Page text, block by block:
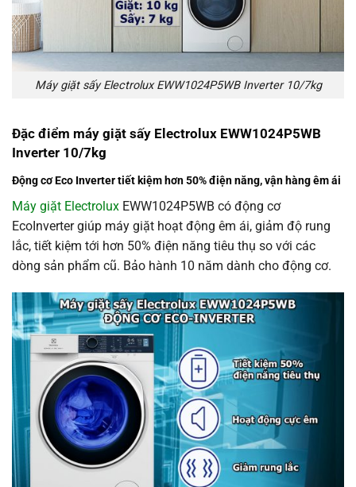
Máy giặt sấy Electrolux EWW1024P5WB Inverter 10/7kg
Đặc điểm máy giặt sấy Electrolux EWW1024P5WB
Inverter 10/7kg
Động cơ Eco Inverter tiết kiệm hơn 50% điện năng, vận hàng êm ái
Máy giặt Electrolux EWW1024P5WB có động cơ
EcoInverter giúp máy giặt hoạt động êm ái, giảm độ rung
lắc, tiết kiệm tới hơn 50% điện năng tiêu thụ so với các
dòng sản phẩm cũ. Bảo hành 10 năm dành cho động cơ.